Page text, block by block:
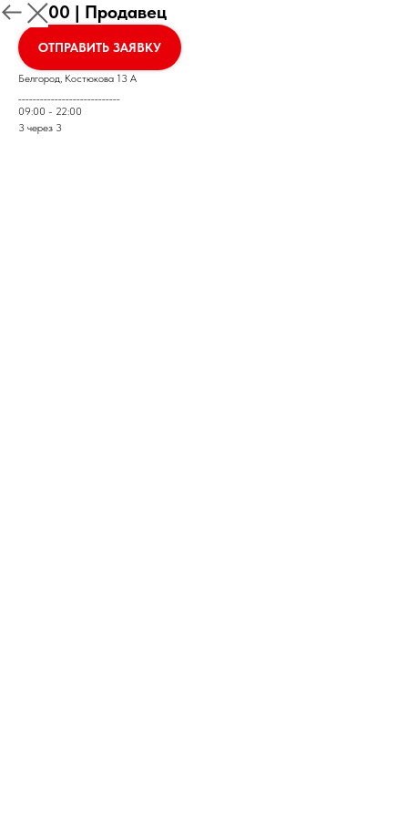
00100 | Продавец
ОТПРАВИТЬ ЗАЯВКУ
Белгород, Костюкова 13 А
09:00 - 22:00
3 через 3